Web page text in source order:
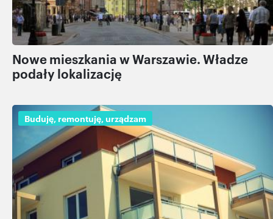
Nowe mieszkania w Warszawie. Władze
podały lokalizację
Buduję, remontuję, urządzam